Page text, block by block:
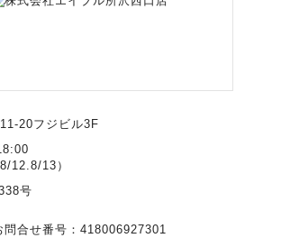
20フジビル3F
12.8/13）
号
問合せ番号：418006927301